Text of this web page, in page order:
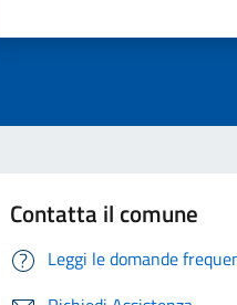
Contatta il comune
Leggi le domande